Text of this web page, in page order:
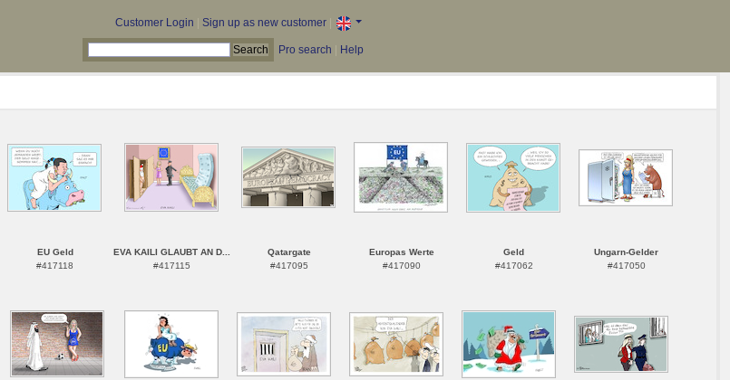
Customer Login Sign up as new customer|
Pro search Help
EU Geld
#417118
EVA KAILI GLAUBT AN D...
#417115
Qatargate
#417095
Europas Werte
#417090
Geld
#417062
Ungarn-Gelder
#417050